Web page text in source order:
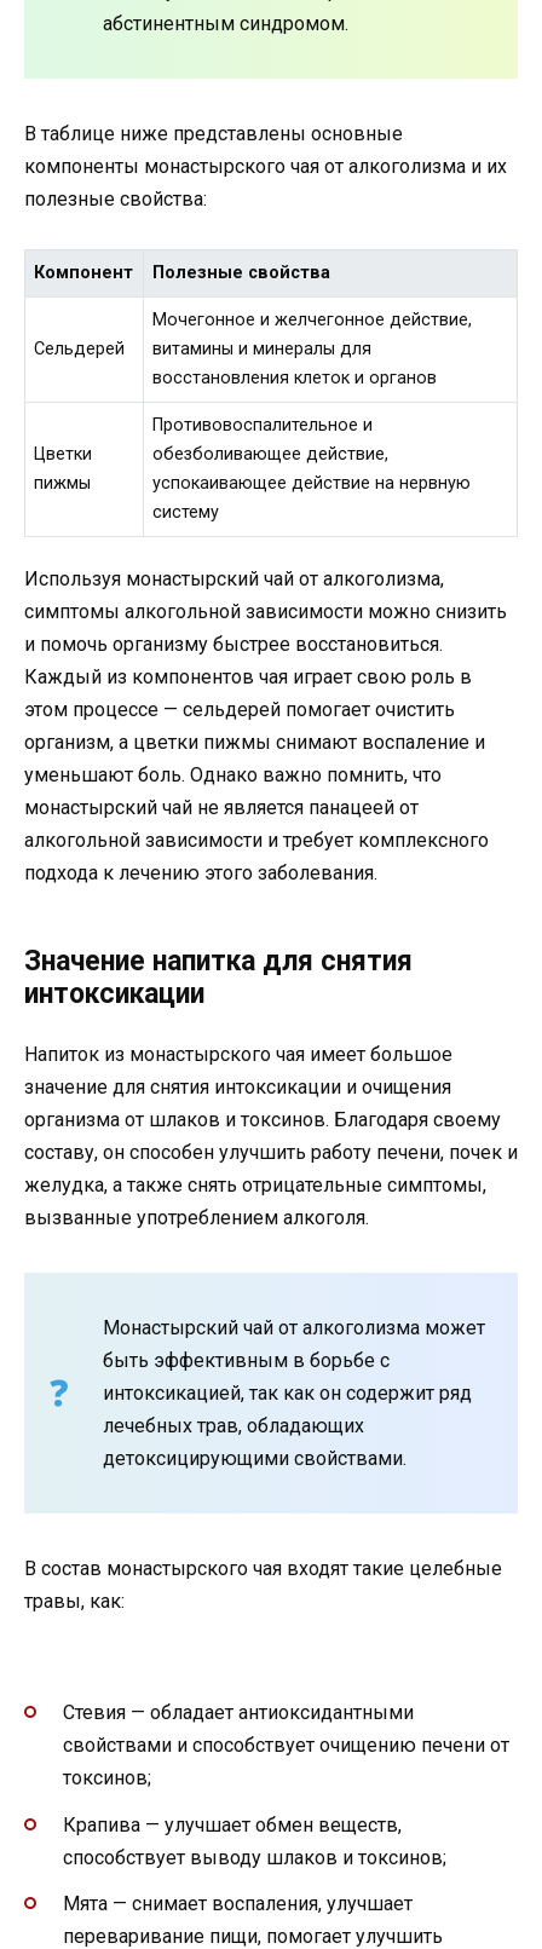
абстинентным синдромом.
В таблице ниже представлены основные
компоненты монастырского чая от алкоголизма и их
полезные свойства:
Компонент Полезные свойства
Сельдерей
Мочегонное и желчегонное действие,
витамины и минералы для
восстановления клеток и органов
Цветки
пижмы
Противовоспалительное и
обезболивающее действие,
успокаивающее действие на нервную
систему
Используя монастырский чай от алкоголизма,
симптомы алкогольной зависимости можно снизить
и помочь организму быстрее восстановиться.
Каждый из компонентов чая играет свою роль в
этом процессе — сельдерей помогает очистить
организм, а цветки пижмы снимают воспаление и
уменьшают боль. Однако важно помнить, что
монастырский чай не является панацеей от
алкогольной зависимости и требует комплексного
подхода к лечению этого заболевания.
Значение напитка для снятия
интоксикации
Напиток из монастырского чая имеет большое
значение для снятия интоксикации и очищения
организма от шлаков и токсинов. Благодаря своему
составу, он способен улучшить работу печени, почек и
желудка, а также снять отрицательные симптомы,
вызванные употреблением алкоголя.
Монастырский чай от алкоголизма может
быть эффективным в борьбе с
интоксикацией, так как он содержит ряд
лечебных трав, обладающих
детоксицирующими свойствами.
В состав монастырского чая входят такие целебные
травы, как:
Стевия — обладает антиоксидантными
свойствами и способствует очищению печени от
токсинов;
Крапива — улучшает обмен веществ,
способствует выводу шлаков и токсинов;
Мята — снимает воспаления, улучшает
переваривание пищи, помогает улучшить